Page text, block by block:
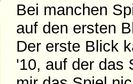
Bei manchen
auf den ersten
Der erste Blick
'10, auf der das